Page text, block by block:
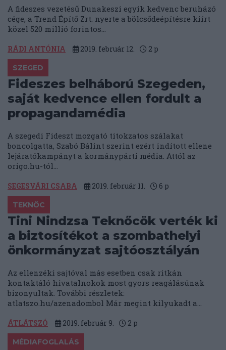
A fideszes vezetésű Dunakeszi egyik kedvenc beruházó
cége, a Trend Építő Zrt. nyerte a bölcsődeépítésre kiírt
közel 520 millió forintos...
RÁDI ANTÓNIA 2019. február 12. 2 p
SZEGED
Fideszes belháború Szegeden,
saját kedvence ellen fordult a
propagandamédia
A szegedi Fideszt mozgató titokzatos szálakat
boncolgatta, Szabó Bálint szerint ezért indított ellene
lejáratókampányt a kormánypárti média. Attól az
origo.hu-tól...
SEGESVÁRI CSABA 2019. február 11. 6 p
TEKNŐC
Tini Nindzsa Teknőcök verték ki
a biztosítékot a szombathelyi
önkormányzat sajtóosztályán
Az ellenzéki sajtóval más esetben csak ritkán
kontaktáló hivatalnokok most gyors reagálásúnak
bizonyultak. További részletek:
atlatszo.hu/azenadombol Már megint kilyukadt a...
ÁTLÁTSZÓ 2019. február 9. 2 p
MÉDIAFOGLALÁS